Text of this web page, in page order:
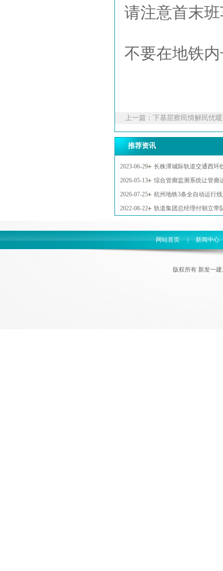
请注意首末
不要在地铁
上一篇： 下基层察民情解民忧
推荐资讯
2023-06-29
长株潭城际轨道交通西环
海兵讲话 胡贺波致辞
2026-05-13
综合管廊监测系统让管廊
2026-07-25
杭州地铁3条全自动运行
2022-08-22
轨道集团总经理付朝立带
网站首页 | 新闻中心
版权所有 新发一